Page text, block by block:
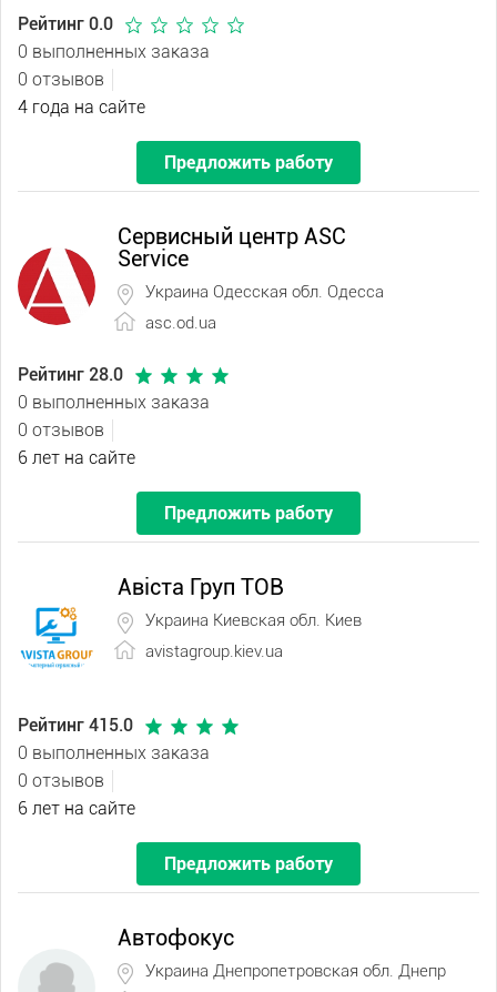
Рейтинг 0.0
0 выполненных заказа
0 отзывов
4 года на сайте
Предложить работу
Сервисный центр ASC
Service
Украина Одесская обл. Одесса
asc.od.ua
Рейтинг 28.0
0 выполненных заказа
0 отзывов
6 лет на сайте
Предложить работу
Авіста Груп ТОВ
Украина Киевская обл. Киев
avistagroup.kiev.ua
Рейтинг 415.0
0 выполненных заказа
0 отзывов
6 лет на сайте
Предложить работу
Автофокус
Украина Днепропетровская обл. Днепр